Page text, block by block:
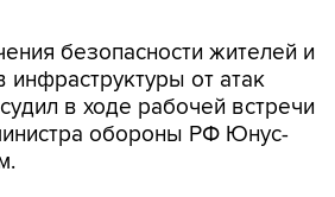
безопасности жителей и
от атак
в ходе рабочей встречи
обороны РФ Юнус-